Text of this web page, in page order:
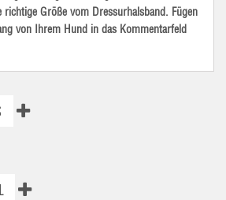
richtige Größe vom Dressurhalsband. Fügen
von Ihrem Hund in das Kommentarfeld